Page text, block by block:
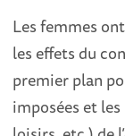
Les femmes
les effets du
premier plan
imposées et